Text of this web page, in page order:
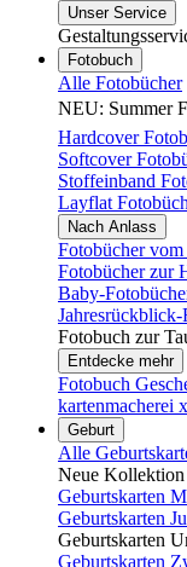
Unser Service
Fotobuch
Alle Fotobücher
NEU: Summer
Hardcover
Softcover
Stoffeinband
Layflat
Nach Anlass
Fotobücher
Fotobücher zur
Baby-
Fotobuch zur
Entdecke mehr
Fotobuch
kartenmacherei
Geburt
Alle
Neue Kollektion
Geburtskarten
Geburtskarten
Geburtskarten
Geburtskarten